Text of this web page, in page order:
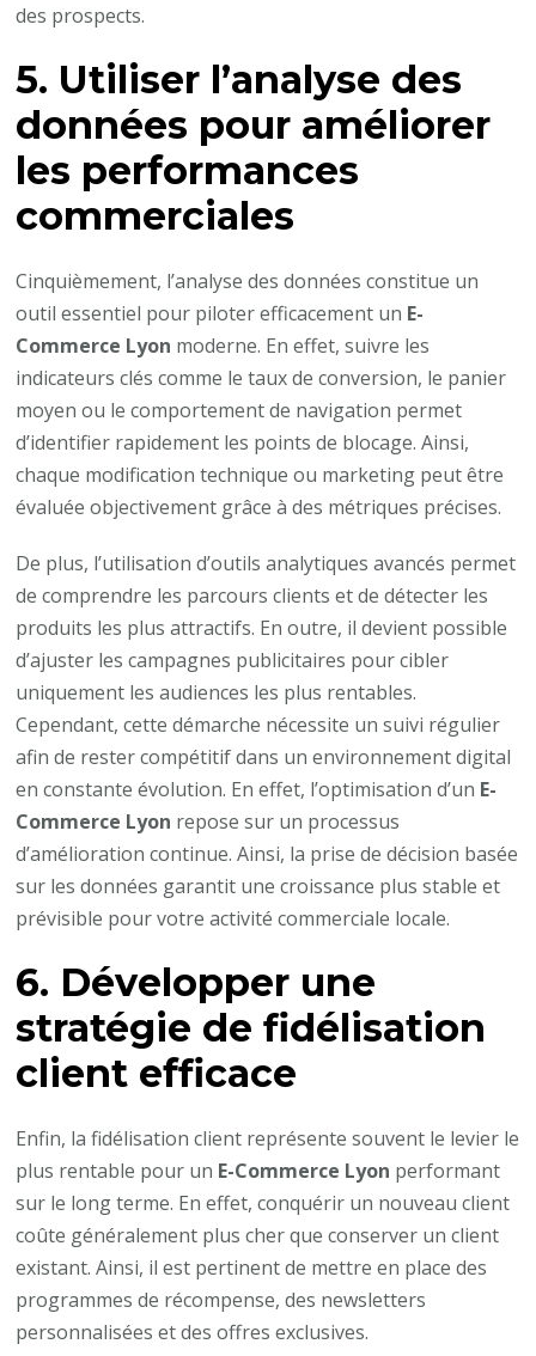
des prospects.
5. Utiliser l’analyse des
données pour améliorer
les performances
commerciales
Cinquièmement, l’analyse des données constitue un
outil essentiel pour piloter efficacement un E-
Commerce Lyon moderne. En effet, suivre les
indicateurs clés comme le taux de conversion, le panier
moyen ou le comportement de navigation permet
d’identifier rapidement les points de blocage. Ainsi,
chaque modification technique ou marketing peut être
évaluée objectivement grâce à des métriques précises.
De plus, l’utilisation d’outils analytiques avancés permet
de comprendre les parcours clients et de détecter les
produits les plus attractifs. En outre, il devient possible
d’ajuster les campagnes publicitaires pour cibler
uniquement les audiences les plus rentables.
Cependant, cette démarche nécessite un suivi régulier
afin de rester compétitif dans un environnement digital
en constante évolution. En effet, l’optimisation d’un E-
Commerce Lyon repose sur un processus
d’amélioration continue. Ainsi, la prise de décision basée
sur les données garantit une croissance plus stable et
prévisible pour votre activité commerciale locale.
6. Développer une
stratégie de fidélisation
client efficace
Enfin, la fidélisation client représente souvent le levier le
plus rentable pour un E-Commerce Lyon performant
sur le long terme. En effet, conquérir un nouveau client
coûte généralement plus cher que conserver un client
existant. Ainsi, il est pertinent de mettre en place des
programmes de récompense, des newsletters
personnalisées et des offres exclusives.